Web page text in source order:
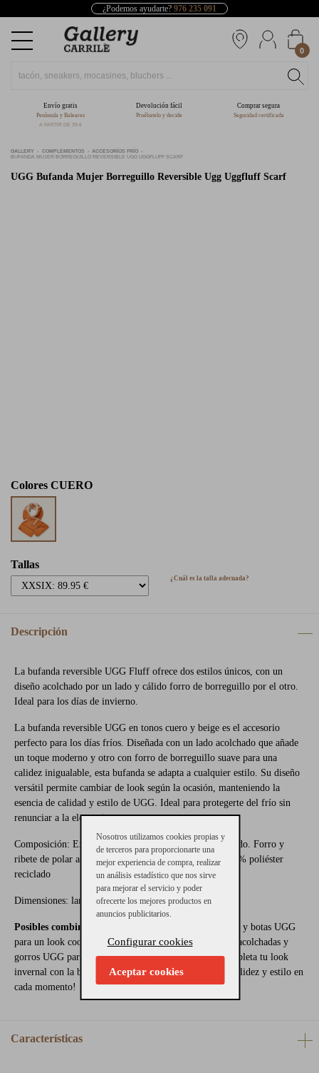
¿Podemos ayudarte? 976 235 091
0
Envío gratis
Península y Baleares
A PARTIR DE 39 €
Devolución fácil
Pruébatelo y decide
Comprar segura
Seguridad certificada
GALLERY COMPLEMENTOS
ACCESORÍOS FRÍO
BUFANDA MUJER BORREGUILLO REVERSIBLE UGG UGGFLUFF SCARF
UGG Bufanda Mujer Borreguillo Reversible Ugg Uggfluff Scarf
Colores CUERO
Tallas
¿Cuál es la talla adecuada?
Descripción
La bufanda reversible UGG Fluff ofrece dos estilos únicos, con un
diseño acolchado por un lado y cálido forro de borreguillo por el otro.
Ideal para los días de invierno.
La bufanda reversible UGG en tonos cuero y beige es el accesorio
perfecto para los días fríos. Diseñada con un lado acolchado que añade
un toque moderno y otro con forro de borreguillo suave para una
calidez inigualable, esta bufanda se adapta a cualquier estilo. Su diseño
versátil permite cambiar de look según la ocasión, manteniendo la
esencia de calidad y estilo de UGG. Ideal para protegerte del frío sin
renunciar a la elegancia.
Composición: Exterior acolchado: 100 % nailon reciclado. Forro y
ribete de polar afelpado: 100 % poliéster. Relleno: 100 % poliéster
reciclado
Dimensiones: largura 127 cm x anchura 22,8 cm
Posibles combinaciones:
Combínala con abrigos largos y botas UGG
para un look coordinado y sofisticado, o con chaquetas acolchadas y
gorros UGG para un estilo más casual y relajado. ¡Completa tu look
invernal con la bufanda reversible UGG y disfruta de calidez y estilo en
cada momento!
Características
Nosotros utilizamos cookies propias y
de terceros para proporcionarte una
mejor experiencia de compra, realizar
un análisis estadístico que nos sirve
para mejorar el servicio y poder
ofrecerte los mejores productos en
anuncios publicitarios.
Configurar cookies
Aceptar cookies